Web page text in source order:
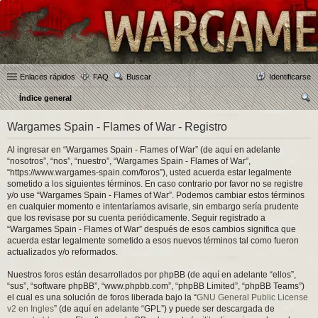
Enlaces rápidos FAQ Buscar Identificarse
Índice general
Wargames Spain - Flames of War - Registro
Al ingresar en “Wargames Spain - Flames of War” (de aquí en adelante
“nosotros”, “nos”, “nuestro”, “Wargames Spain - Flames of War”,
“https://www.wargames-spain.com/foros”), usted acuerda estar legalmente
sometido a los siguientes términos. En caso contrario por favor no se registre
y/o use “Wargames Spain - Flames of War”. Podemos cambiar estos términos
en cualquier momento e intentaríamos avisarle, sin embargo sería prudente
que los revisase por su cuenta periódicamente. Seguir registrado a
“Wargames Spain - Flames of War” después de esos cambios significa que
acuerda estar legalmente sometido a esos nuevos términos tal como fueron
actualizados y/o reformados.
Nuestros foros están desarrollados por phpBB (de aquí en adelante “ellos”,
“sus”, “software phpBB”, “www.phpbb.com”, “phpBB Limited”, “phpBB Teams”)
el cual es una solución de foros liberada bajo la “GNU General Public License
v2 en Ingles” (de aquí en adelante “GPL”) y puede ser descargada de